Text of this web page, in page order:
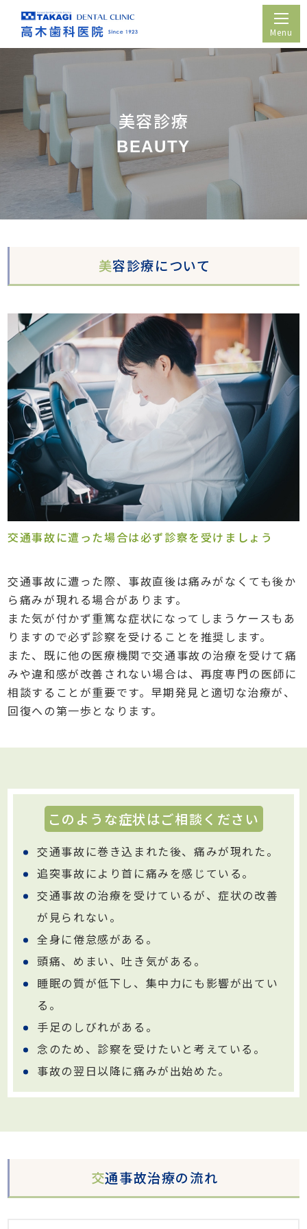
医院紹介
院長紹介
診療案内
診療時間・アクセス
美容診療
BEAUTY
美容診療について
交通事故に遭った場合は必ず診察を受けましょう
交通事故に遭った際、事故直後は痛みがなくても後か
ら痛みが現れる場合があります。
また気が付かず重篤な症状になってしまうケースもあ
りますので必ず診察を受けることを推奨します。
また、既に他の医療機関で交通事故の治療を受けて痛
みや違和感が改善されない場合は、再度専門の医師に
相談することが重要です。早期発見と適切な治療が、
回復への第一歩となります。
このような症状はご相談ください
交通事故に巻き込まれた後、痛みが現れた。
追突事故により首に痛みを感じている。
交通事故の治療を受けているが、症状の改善
が見られない。
全身に倦怠感がある。
頭痛、めまい、吐き気がある。
睡眠の質が低下し、集中力にも影響が出てい
る。
手足のしびれがある。
念のため、診察を受けたいと考えている。
事故の翌日以降に痛みが出始めた。
交通事故治療の流れ